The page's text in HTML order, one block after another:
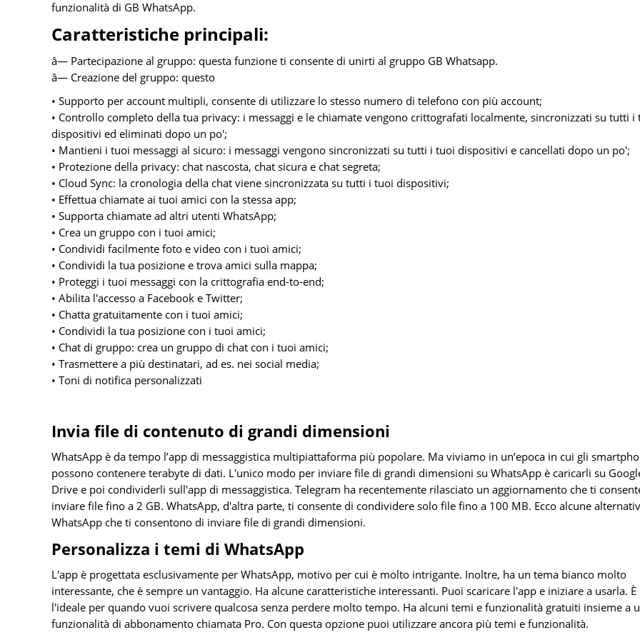
funzionalità di GB WhatsApp.
Caratteristiche principali:
â— Partecipazione al gruppo: questa funzione ti consente di unirti al gruppo GB Whatsapp.
â— Creazione del gruppo: questo
• Supporto per account multipli, consente di utilizzare lo stesso numero di telefono con più account;
• Controllo completo della tua privacy: i messaggi e le chiamate vengono crittografati localmente, sincronizzati su tutti i
dispositivi ed eliminati dopo un po';
• Mantieni i tuoi messaggi al sicuro: i messaggi vengono sincronizzati su tutti i tuoi dispositivi e cancellati dopo un po';
• Protezione della privacy: chat nascosta, chat sicura e chat segreta;
• Cloud Sync: la cronologia della chat viene sincronizzata su tutti i tuoi dispositivi;
• Effettua chiamate ai tuoi amici con la stessa app;
• Supporta chiamate ad altri utenti WhatsApp;
• Crea un gruppo con i tuoi amici;
• Condividi facilmente foto e video con i tuoi amici;
• Condividi la tua posizione e trova amici sulla mappa;
• Proteggi i tuoi messaggi con la crittografia end-to-end;
• Abilita l'accesso a Facebook e Twitter;
• Chatta gratuitamente con i tuoi amici;
• Condividi la tua posizione con i tuoi amici;
• Chat di gruppo: crea un gruppo di chat con i tuoi amici;
• Trasmettere a più destinatari, ad es. nei social media;
• Toni di notifica personalizzati
Invia file di contenuto di grandi dimensioni
WhatsApp è da tempo l’app di messaggistica multipiattaforma più popolare. Ma viviamo in un’epoca in cui gli
possono contenere terabyte di dati. L'unico modo per inviare file di grandi dimensioni su WhatsApp è caricarli su
Drive e poi condividerli sull'app di messaggistica. Telegram ha recentemente rilasciato un aggiornamento che ti
inviare file fino a 2 GB. WhatsApp, d'altra parte, ti consente di condividere solo file fino a 100 MB. Ecco alcune
WhatsApp che ti consentono di inviare file di grandi dimensioni.
Personalizza i temi di WhatsApp
L'app è progettata esclusivamente per WhatsApp, motivo per cui è molto intrigante. Inoltre, ha un tema bianco molto
interessante, che è sempre un vantaggio. Ha alcune caratteristiche interessanti. Puoi scaricare l'app e iniziare a usarla. È
l'ideale per quando vuoi scrivere qualcosa senza perdere molto tempo. Ha alcuni temi e funzionalità gratuiti insieme a
funzionalità di abbonamento chiamata Pro. Con questa opzione puoi utilizzare ancora più temi e funzionalità.